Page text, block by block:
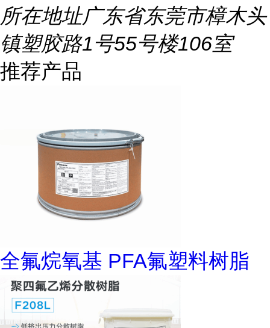
所在地址广东省东莞市樟木头
镇塑胶路1号55号楼106室
推荐产品
全氟烷氧基 PFA氟塑料树脂